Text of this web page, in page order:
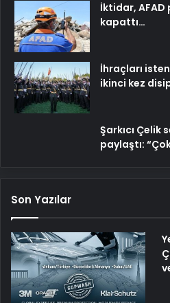
İktidar, AFAD
kapattı…
İhraçları
ikinci kez
Şarkıcı Çelik
paylaştı:
Son Yazılar